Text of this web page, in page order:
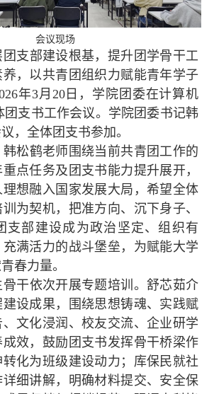
会议现场
支部建设根基，提升团学骨干工
，以共青团组织力赋能青年学子
年3月20日，学院团委在计算机
团支书工作会议。学院团委书记韩
，全体团支书参加。
松鹤老师围绕当前共青团工作的
点任务及团支书能力提升展开，
想融入国家发展大局，希望全体
为契机，把准方向、沉下身子、
支部建设成为政治坚定、组织有
满活力的战斗堡垒，为赋能大学
春力量。
骨干依次开展专题培训。舒芯茹介
设成果，围绕思想铸魂、实践赋
文化浸润、校友交流、企业研学
效，鼓励团支书发挥骨干桥梁作
化为班级建设动力；库保民就社
细讲解，明确材料提交、安全保